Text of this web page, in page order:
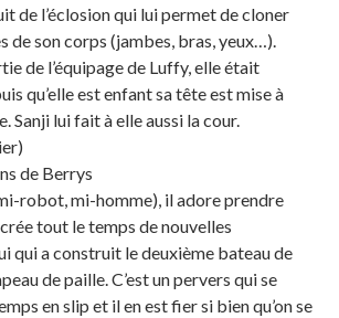
de l’éclosion qui lui permet de cloner
de son corps (jambes, bras, yeux…).
de l’équipage de Luffy, elle était
qu’elle est enfant sa tête est mise à
Sanji lui fait à elle aussi la cour.
de Berrys
robot, mi-homme), il adore prendre
tout le temps de nouvelles
qui a construit le deuxième bateau de
de paille. C’est un pervers qui se
en slip et il en est fier si bien qu’on se